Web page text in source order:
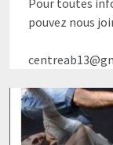
Pour toutes
pouvez nous